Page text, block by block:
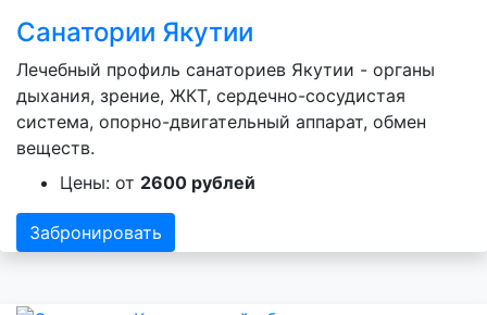
Санатории Якутии
Лечебный профиль санаториев Якутии - органы
дыхания, зрение, ЖКТ, сердечно-сосудистая
система, опорно-двигательный аппарат, обмен
веществ.
Цены: от 2600 рублей
Забронировать